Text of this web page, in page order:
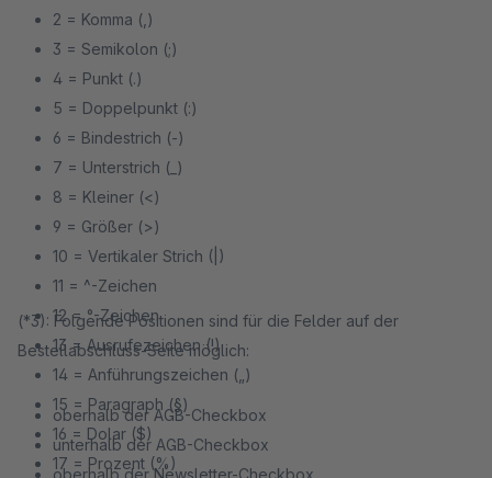
2 = Komma (,)
3 = Semikolon (;)
4 = Punkt (.)
5 = Doppelpunkt (:)
6 = Bindestrich (-)
7 = Unterstrich (_)
8 = Kleiner (<)
9 = Größer (>)
10 = Vertikaler Strich (|)
11 = ^-Zeichen
12 = °-Zeichen
13 = Ausrufezeichen (!)
14 = Anführungszeichen („)
15 = Paragraph (§)
16 = Dolar ($)
17 = Prozent (%)
(*3): Folgende Positionen sind für die Felder auf der
Bestellabschluss-Seite möglich:
oberhalb der AGB-Checkbox
unterhalb der AGB-Checkbox
oberhalb der Newsletter-Checkbox